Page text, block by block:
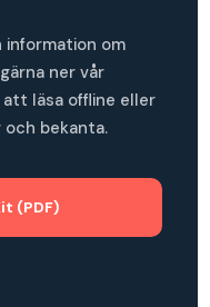
om
ner vår
att läsa offline eller
och bekanta.
(PDF)